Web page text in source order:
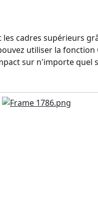
cadres supérieurs
utiliser la
sur n'importe quel